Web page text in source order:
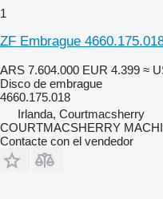
1
ZF Embrague
ARS 7.604.000 EUR 4.399 ≈
Disco de embrague
4660.175.018
Irlanda, Courtmacsherry
COURTMACSHERRY
Contacte con el vendedor